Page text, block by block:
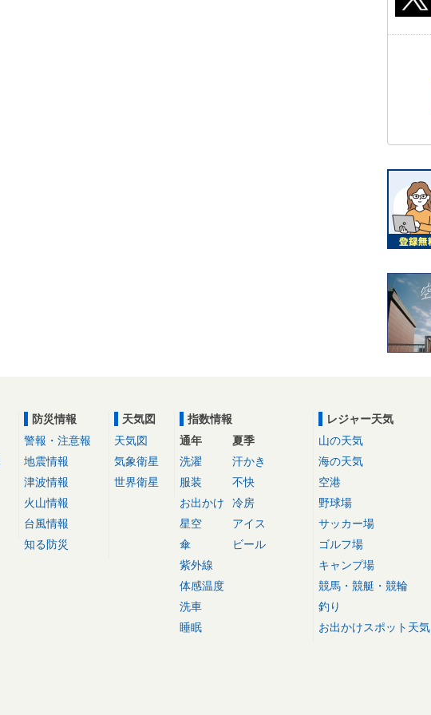
防災情報
警報・注意報
地震情報
津波情報
火山情報
台風情報
知る防災
天気図
天気図
気象衛星
世界衛星
指数情報
通年
洗濯
服装
お出かけ
星空
傘
紫外線
体感温度
洗車
睡眠
夏季
汗かき
不快
冷房
アイス
ビール
レジャー天気
山の天気
海の天気
空港
野球場
サッカー場
ゴルフ場
キャンプ場
競馬・競艇・競輪
釣り
お出かけスポット天気